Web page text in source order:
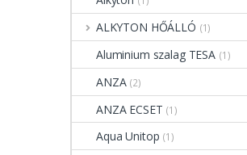
ALKYTON HŐÁLLÓ (1)
Aluminium szalag TESA (1)
ANZA (2)
ANZA ECSET (1)
Aqua Unitop (1)